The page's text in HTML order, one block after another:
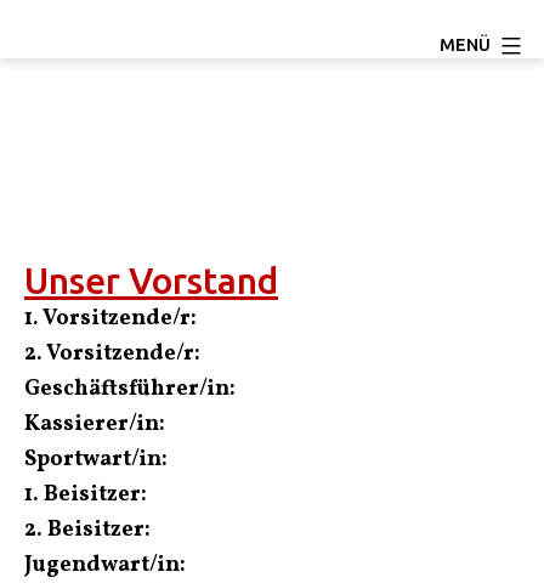
Inhalt
MENÜ
Unser Vorstand
1. Vorsitzende/r:
2. Vorsitzende/r:
Geschäftsführer/in:
Kassierer/in:
Sportwart/in:
1. Beisitzer:
2. Beisitzer:
Jugendwart/in: